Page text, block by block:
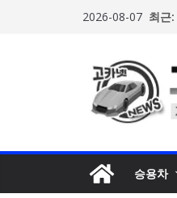
2026-08-07 최근:
승용차